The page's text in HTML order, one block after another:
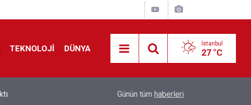
TEKNOLOJİ DÜNYA İstanbul
27 °C
kontrol edecek
Günün tüm haberleri